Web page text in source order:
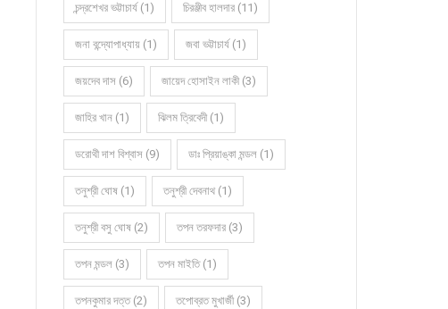
চন্দ্রশেখর ভট্টাচার্য (1) চিরঞ্জীব হালদার (11)
জনা বন্দ্যোপাধ্যায় (1) জবা ভট্টাচার্য (1)
জয়দেব দাস (6) জায়েদ হোসাইন লাকী (3)
জাহির খান (1) ঝিলম ত্রিবেদী (1)
ডরোথী দাশ বিশ্বাস (9) ডাঃ প্রিয়াঙ্কা মন্ডল (1)
তনুশ্রী ঘোষ (1) তনুশ্রী দেবনাথ (1)
তনুশ্রী বসু ঘোষ (2) তপন তরফদার (3)
তপন মন্ডল (3) তপন মাইতি (1)
তপনকুমার দত্ত (2) তপোব্রত মুখার্জী (3)